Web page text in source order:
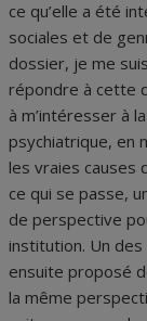
ce qu’elle a été
sociales et de
dossier, je me
répondre à cette
à m’intéresser à
psychiatrique, en
les vraies causes
ce qui se passe,
de perspective
institution. Un
ensuite proposé
la même